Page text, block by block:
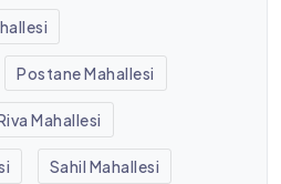
Postane Mahallesi
Mahallesi
Sahil Mahallesi